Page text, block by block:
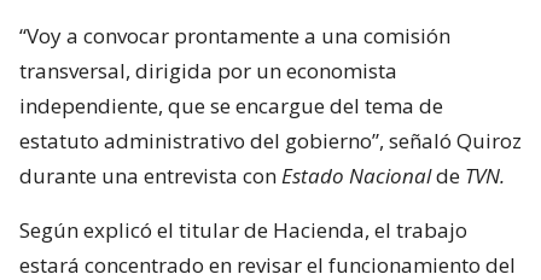
“Voy a convocar prontamente a una comisión
transversal, dirigida por un economista
independiente, que se encargue del tema de
estatuto administrativo del gobierno”, señaló Quiroz
durante una entrevista conEstado Nacionalde TVN.
Según explicó el titular de Hacienda, el trabajo
estará concentrado en revisar el funcionamiento del